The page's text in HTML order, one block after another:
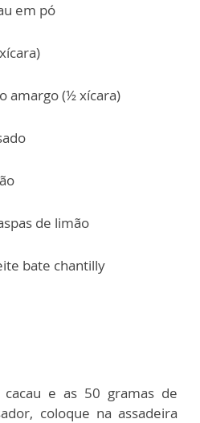
em pó
amargo (½ xícara)
de limão
bate chantilly
e as 50 gramas de
coloque na assadeira